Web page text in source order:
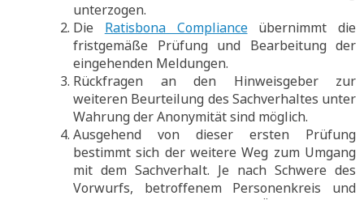
unterzogen.
Die Ratisbona Complianceübernimmt die
fristgemäße Prüfung und Bearbeitung der
eingehenden Meldungen.
Rückfragen an den Hinweisgeber zur
weiteren Beurteilung des Sachverhaltes unter
Wahrung der Anonymität sind möglich.
Ausgehend von dieser ersten Prüfung
bestimmt sich der weitere Weg zum Umgang
mit dem Sachverhalt. Je nach Schwere des
Vorwurfs, betroffenem Personenkreis und